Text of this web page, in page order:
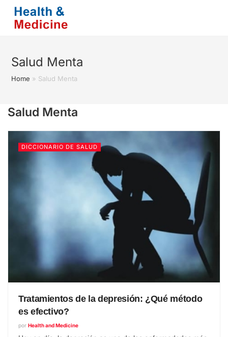
Saltar
contenido
Salud Menta
Home » Salud Menta
Salud Menta
DICCIONARIO DE SALUD
Tratamientos de la depresión: ¿Qué método
es efectivo?
por Health and Medicine